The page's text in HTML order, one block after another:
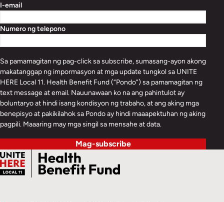
I-email
Numero ng telepono
Sa pamamagitan ng pag-click sa subscribe, sumasang-ayon akong
makatanggap ng impormasyon at mga update tungkol sa UNITE
HERE Local 11. Health Benefit Fund (“Pondo”) sa pamamagitan ng
text message at email. Nauunawaan ko na ang pahintulot ay
boluntaryo at hindi isang kondisyon ng trabaho, at ang aking mga
benepisyo at pakikilahok sa Pondo ay hindi maaapektuhan ng aking
pagpili. Maaaring may mga singil sa mensahe at data.
Mag-subscribe